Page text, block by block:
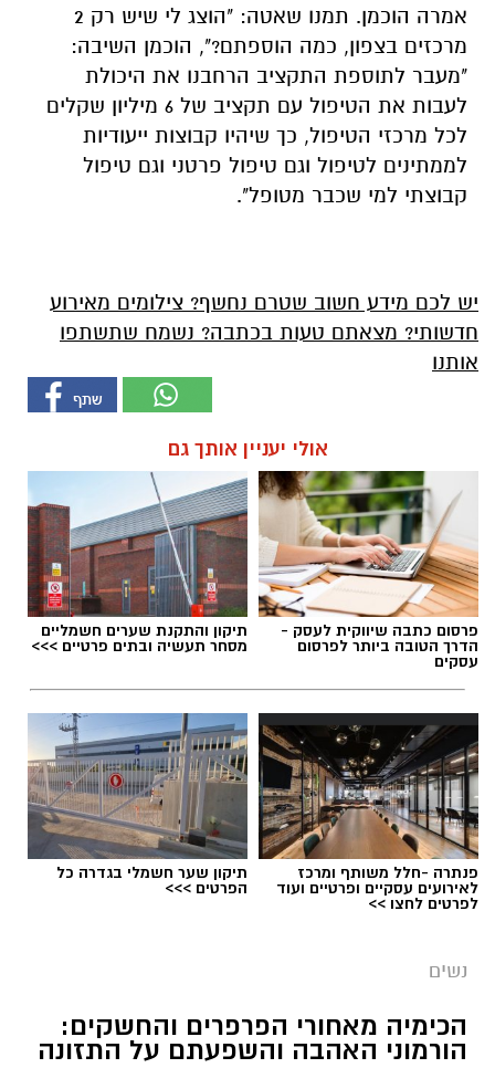
אמרה הוכמן. תמנו שאטה: "הוצג לי שיש רק 2
מרכזים בצפון, כמה הוספתם?", הוכמן השיבה:
"מעבר לתוספת התקציב הרחבנו את היכולת
לעבות את הטיפול עם תקציב של 6 מיליון שקלים
לכל מרכזי הטיפול, כך שיהיו קבוצות ייעודיות
לממתינים לטיפול וגם טיפול פרטני וגם טיפול
קבוצתי למי שכבר מטופל".
יש לכם מידע חשוב שטרם נחשף? צילומים מאירוע
חדשותי? מצאתם טעות בכתבה? נשמח שתשתפו
אותנו
אולי יעניין אותך גם
פרסום כתבה שיווקית לעסק -
הדרך הטובה ביותר לפרסום
עסקים
תיקון והתקנת שערים חשמליים
מסחר תעשיה ובתים פרטיים >>>
פנתרה -חלל משותף ומרכז
לאירועים עסקיים ופרטיים ועוד
לפרטים לחצו >>
תיקון שער חשמלי בגדרה כל
הפרטים >>>
נשים
הכימיה מאחורי הפרפרים והחשקים:
הורמוני האהבה והשפעתם על התזונה